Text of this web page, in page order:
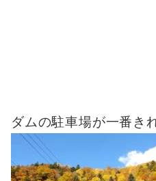
ダムの駐車場が一番き